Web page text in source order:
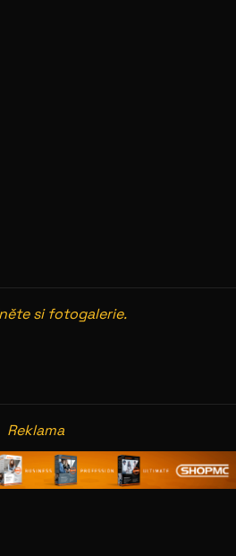
si fotogalerie.
Reklama